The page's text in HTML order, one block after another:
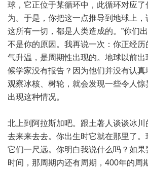
球，它正位于某循环中，此循环对应了
为。于是，你把这一点推导到地球上，
这所有一切，都是人类造成的。”你们
不是你的原因。我再说一次：你正经
气升温，是周期性出现的。地球以前
候学家没有报告？因为他们并没有认
观察冰核、树轮，就会发现一些令人惊
出现这种情况。
北上到阿拉斯加吧。跟土著人谈谈冰
去来来去去。你出生时它就在那里了
它们一尺远。你明白我说什么吗？如
时间，那周期内还有周期，400年的周